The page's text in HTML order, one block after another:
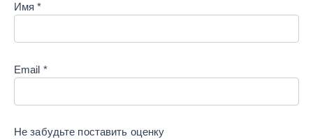
Имя*
Email *
Не забудьте поставить оценку